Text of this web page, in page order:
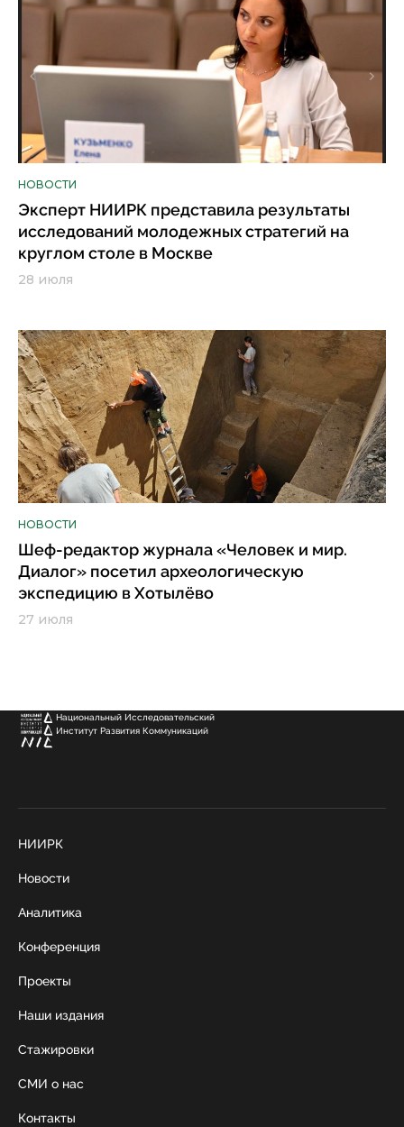
НОВОСТИ
Эксперт НИИРК представила результаты
исследований молодежных стратегий на
круглом столе в Москве
28 июля
НОВОСТИ
Шеф-редактор журнала «Человек и мир.
Диалог» посетил археологическую
экспедицию в Хотылёво
27 июля
Национальный Исследовательский
Институт Развития Коммуникаций
НИИРК
Новости
Аналитика
Конференция
Проекты
Наши издания
Стажировки
СМИ о нас
Контакты